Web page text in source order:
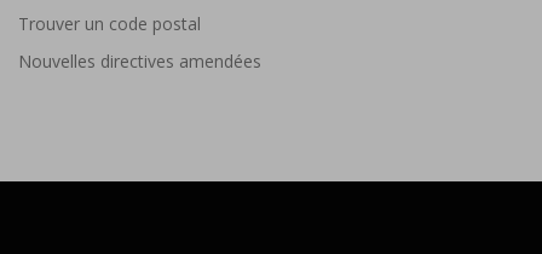
Trouver un code postal
Nouvelles directives amendées